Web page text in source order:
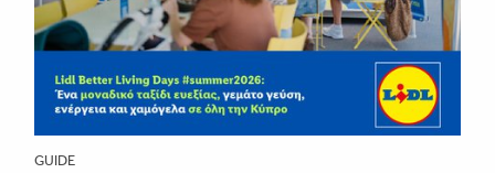
GUIDE